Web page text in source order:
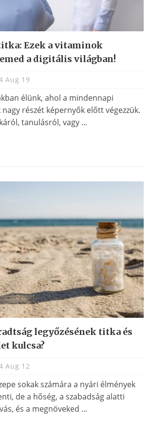
Ezek a vitaminok
a digitális világban!
Aug 19
élünk, ahol a mindennapi
részét képernyők előtt végezzük.
tanulásról, vagy ...
legyőzésének titka és
kulcsa?
Aug 12
sokak számára a nyári élmények
de a hőség, a szabadság alatti
és a megnöveked ...